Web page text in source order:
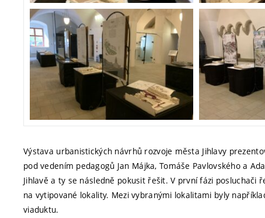
Výstava urbanistických návrhů rozvoje města Jihlavy
pod vedením pedagogů Jan Májka, Tomáše Pavlovského a
Jihlavě a ty se následně pokusit řešit. V první fázi
na vytipované lokality. Mezi vybranými lokalitami byly
viaduktu.